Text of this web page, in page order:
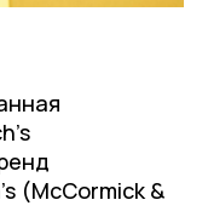
(McCormick &